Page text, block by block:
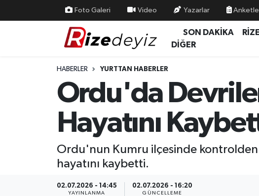
Foto Galeri Video Yazarlar
SON DAKİKA RİZE
DİĞER
HABERLER YURTTAN HABERLER
Ordu'da
Hayatını
Ordu'nun Kumru ilçesinde kontrolden
hayatını kaybetti.
02.07.2026 - 14:45
YAYINLANMA
02.07.2026 - 16:20
GÜNCELLEME
Yurttan Haberler
Ekonomi
Rize Nöbetçi Eczaneler
Rize Trafik Yoğunluk Haritası
Süper Lig Puan Durumu ve Fikstür
Son Dakika Haberleri
Haber Arşivi